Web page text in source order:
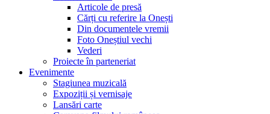
Articole de presă
Cărți cu referire la Onești
Din documentele vremii
Foto Oneștiul vechi
Vederi
Proiecte în parteneriat
Evenimente
Stagiunea muzicală
Expoziții și vernisaje
Lansări carte